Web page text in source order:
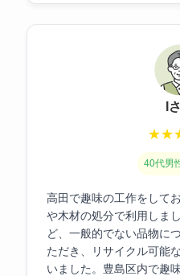
I
★★
40代男
高田で趣味の工作をして
や木材の処分で利用しま
ど、一般的でない品物に
ただき、リサイクル可能
いました。豊島区内で趣